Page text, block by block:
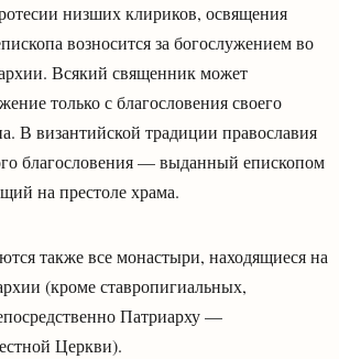
низших клириков, освящения
возносится за богослужением во
Всякий священник может
только с благословения своего
В византийской традиции православия
благословения — выданный епископом
на престоле храма.
также все монастыри, находящиеся на
(кроме ставропигиальных,
Патриарху —
Церкви).